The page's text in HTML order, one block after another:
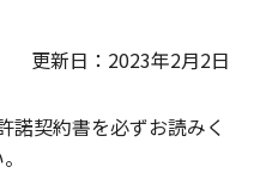
更新日：2023年2月2日
諾契約書を必ずお読みく